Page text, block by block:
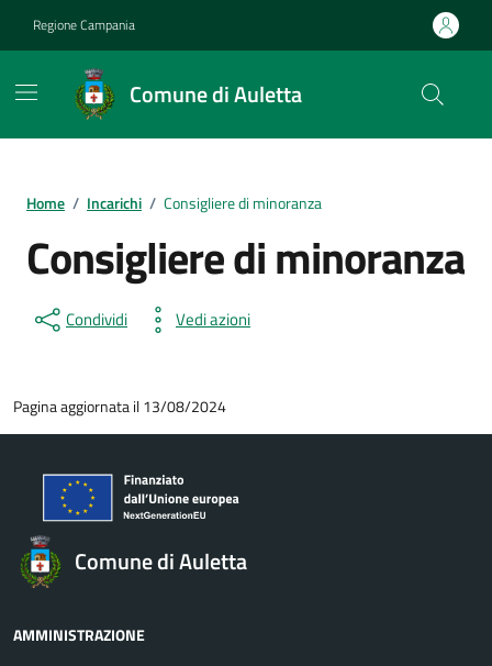
Regione Campania
Comune di Auletta
Home / Incarichi / Consigliere di minoranza
Consigliere di minoranza
Condividi Vedi azioni
Pagina aggiornata il 13/08/2024
Comune di Auletta
AMMINISTRAZIONE